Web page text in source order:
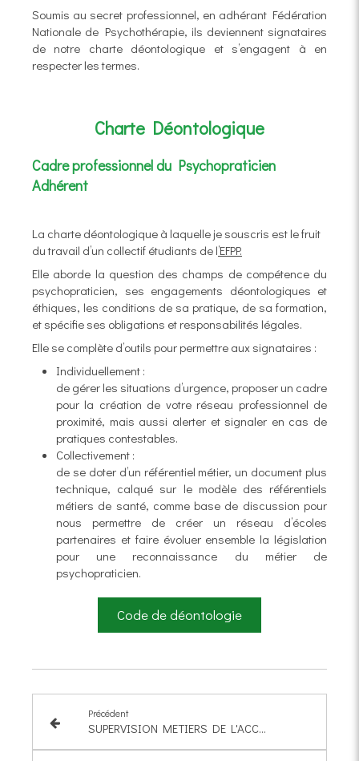
Soumis au secret professionnel, en adhérant Fédération
Nationale de Psychothérapie, ils deviennent signataires
de notre charte déontologique et s’engagent à en
respecter les termes.
Charte Déontologique
Cadre professionnel du Psychopraticien
Adhérent
La charte déontologique à laquelle je souscris est le fruit
du travail d’un collectif étudiants de l’EFPP.
Elle aborde la question des champs de compétence du
psychopraticien, ses engagements déontologiques et
éthiques, les conditions de sa pratique, de sa formation,
et spécifie ses obligations et responsabilités légales.
Elle se complète d’outils pour permettre aux signataires :
Individuellement :
de gérer les situations d’urgence, proposer un cadre
pour la création de votre réseau professionnel de
proximité, mais aussi alerter et signaler en cas de
pratiques contestables.
Collectivement :
de se doter d’un référentiel métier, un document plus
technique, calqué sur le modèle des référentiels
métiers de santé, comme base de discussion pour
nous permettre de créer un réseau d’écoles
partenaires et faire évoluer ensemble la législation
pour une reconnaissance du métier de
psychopraticien.
Code de déontologie
Précédent
SUPERVISION METIERS DE L'ACCOMPAGNEMENT